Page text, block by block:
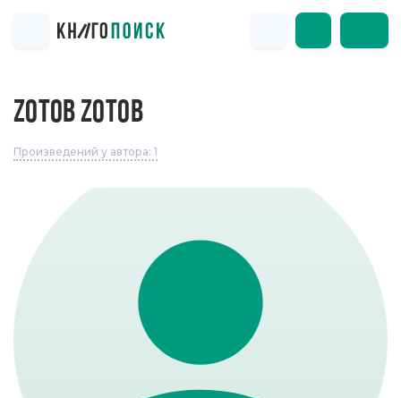
ZОТОВ ZОТОВ
Произведений у автора: 1